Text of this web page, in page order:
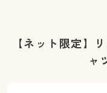
【ネット限定】
ャ